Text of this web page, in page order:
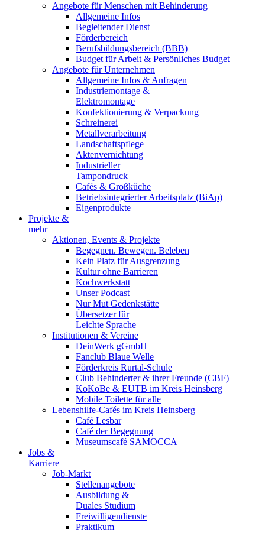
Angebote für Menschen mit Behinderung
Allgemeine Infos
Begleitender Dienst
Förderbereich
Berufsbildungsbereich (BBB)
Budget für Arbeit & Persönliches Budget
Angebote für Unternehmen
Allgemeine Infos & Anfragen
Industriemontage &
Elektromontage
Konfektionierung & Verpackung
Schreinerei
Metallverarbeitung
Landschaftspflege
Aktenvernichtung
Industrieller
Tampondruck
Cafés & Großküche
Betriebsintegrierter Arbeitsplatz (BiAp)
Eigenprodukte
Projekte &
mehr
Aktionen, Events & Projekte
Begegnen. Bewegen. Beleben
Kein Platz für Ausgrenzung
Kultur ohne Barrieren
Kochwerkstatt
Unser Podcast
Nur Mut Gedenkstätte
Übersetzer für
Leichte Sprache
Institutionen & Vereine
DeinWerk gGmbH
Fanclub Blaue Welle
Förderkreis Rurtal-Schule
Club Behinderter & ihrer Freunde (CBF)
KoKoBe & EUTB im Kreis Heinsberg
Mobile Toilette für alle
Lebenshilfe-Cafés im Kreis Heinsberg
Café Lesbar
Café der Begegnung
Museumscafé SAMOCCA
Jobs &
Karriere
Job-Markt
Stellenangebote
Ausbildung &
Duales Studium
Freiwilligendienste
Praktikum